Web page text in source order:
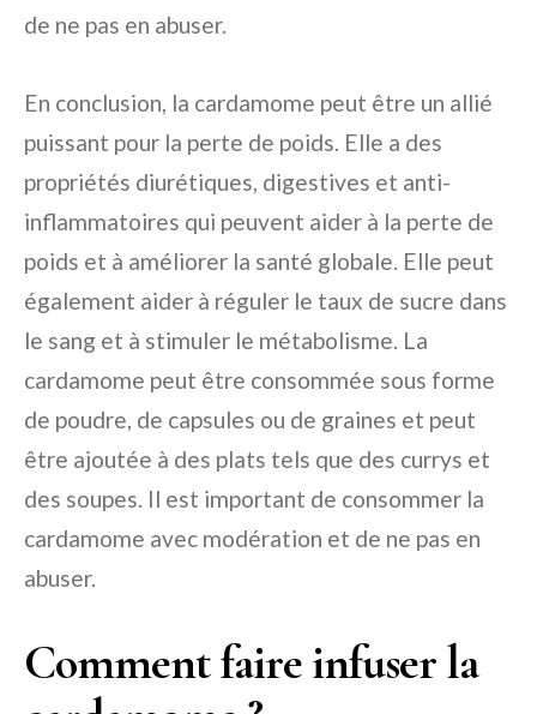
de ne pas en abuser.
En conclusion, la cardamome peut être un allié
puissant pour la perte de poids. Elle a des
propriétés diurétiques, digestives et anti-
inflammatoires qui peuvent aider à la perte de
poids et à améliorer la santé globale. Elle peut
également aider à réguler le taux de sucre dans
le sang et à stimuler le métabolisme. La
cardamome peut être consommée sous forme
de poudre, de capsules ou de graines et peut
être ajoutée à des plats tels que des currys et
des soupes. Il est important de consommer la
cardamome avec modération et de ne pas en
abuser.
Comment faire infuser la